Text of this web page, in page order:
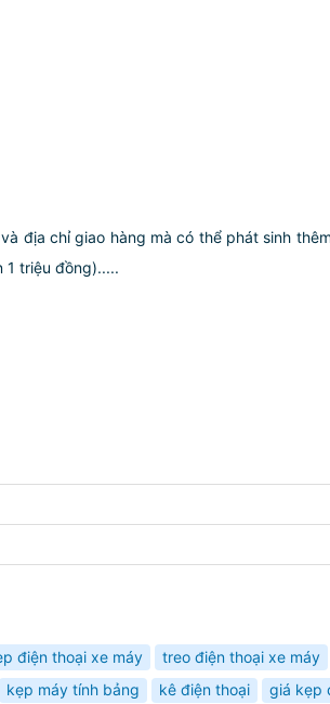
địa chỉ giao hàng mà có thể phát sinh
1 triệu đồng).....
điện thoại xe máy treo điện thoại xe máy
kẹp máy tính bảng kê điện thoại
giá kẹp